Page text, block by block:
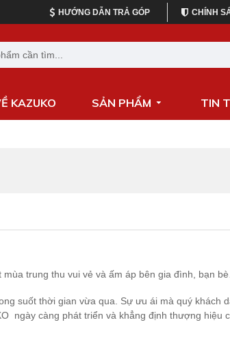
HƯỚNG DẪN TRẢ GÓP CHÍNH
KAZUKO SẢN PHẨM TIN
trung thu vui vẻ và ấm áp bên gia đình, bạn
suốt thời gian vừa qua. Sự ưu ái mà quý khách
ngày càng phát triển và khẳng định thượng hiệu